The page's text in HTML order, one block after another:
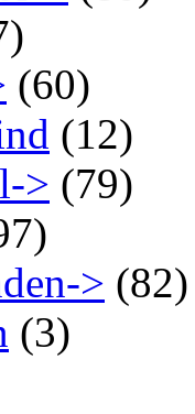
(60)
(12)
> (79)
> (82)
(3)